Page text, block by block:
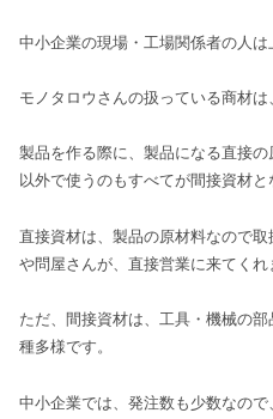
中小企業の現場・工場関係者の人は
モノタロウさんの扱っている商材は
製品を作る際に、製品になる直接
以外で使うのもすべてが間接資材と
直接資材は、製品の原材料なので
や問屋さんが、直接営業に来てくれ
ただ、間接資材は、工具・機械の
種多様です。
中小企業では、発注数も少数なの